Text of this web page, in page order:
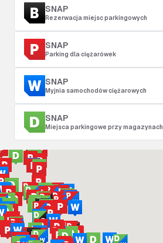
SNAP
Rezerwacja miejsc parkingowych
SNAP
Parking dla ciężarówek
SNAP
Myjnia samochodów ciężarowych
SNAP
Miejsca parkingowe przy magazynach